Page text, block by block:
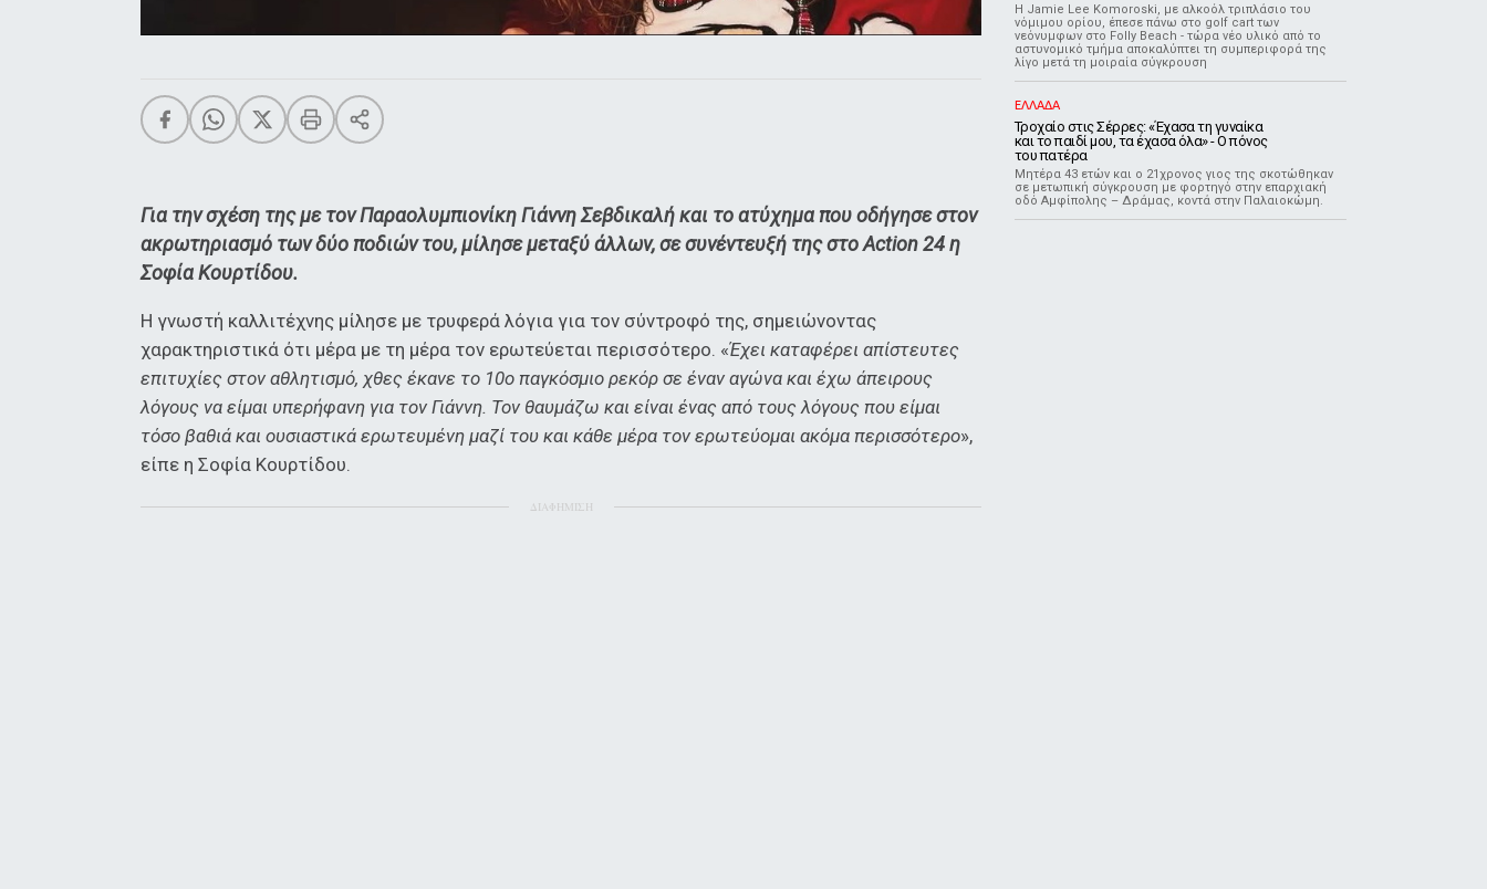
Για την σχέση της με τον Παραολυμπιονίκη Γιάννη Σεβδικαλή και το ατύχημα που οδήγησε στον
ακρωτηριασμό των δύο ποδιών του, μίλησε μεταξύ άλλων, σε συνέντευξή της στο Action 24 η
Σοφία Κουρτίδου.
Η γνωστή καλλιτέχνης μίλησε με τρυφερά λόγια για τον σύντροφό της, σημειώνοντας
χαρακτηριστικά ότι μέρα με τη μέρα τον ερωτεύεται περισσότερο. «Έχει καταφέρει απίστευτες
επιτυχίες στον αθλητισμό, χθες έκανε το 10ο παγκόσμιο ρεκόρ σε έναν αγώνα και έχω άπειρους
λόγους να είμαι υπερήφανη για τον Γιάννη. Τον θαυμάζω και είναι ένας από τους λόγους που είμαι
τόσο βαθιά και ουσιαστικά ερωτευμένη μαζί του και κάθε μέρα τον ερωτεύομαι ακόμα περισσότερο»,
είπε η Σοφία Κουρτίδου.
ΔΙΑΦΗΜΙΣΗ
Η Jamie Lee Komoroski, με αλκοόλ τριπλάσιο του
νόμιμου ορίου, έπεσε πάνω στο golf cart των
νεόνυμφων στο Folly Beach - τώρα νέο υλικό από το
αστυνομικό τμήμα αποκαλύπτει τη συμπεριφορά της
λίγο μετά τη μοιραία σύγκρουση
ΕΛΛΑΔΑ
Τροχαίο στις Σέρρες: «Έχασα τη γυναίκα
και το παιδί μου, τα έχασα όλα» - Ο πόνος
του πατέρα
Μητέρα 43 ετών και ο 21χρονος γιος της σκοτώθηκαν
σε μετωπική σύγκρουση με φορτηγό στην επαρχιακή
οδό Αμφίπολης – Δράμας, κοντά στην Παλαιοκώμη.